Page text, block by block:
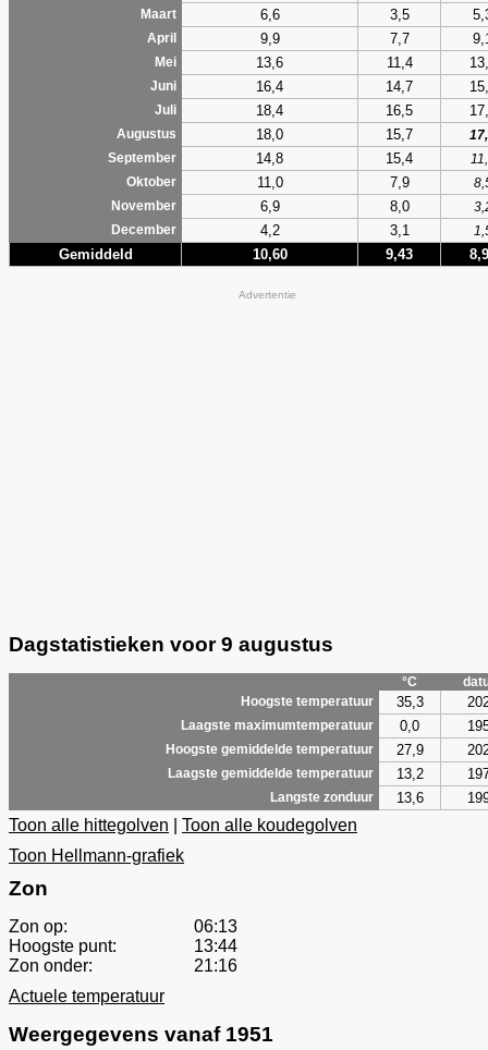
Maart 6,6 3,5
April 9,9 7,7
Mei 13,6 11,4
Juni 16,4 14,7
Juli 18,4 16,5
Augustus 18,0 15,7
September
14,8 15,4
Oktober
11,0 7,9
November
6,9 8,0
December
4,2 3,1
Gemiddeld 10,60 9,43
Advertentie
Dagstatistieken voor 9 augustus
°C
Hoogste temperatuur
35,3
Laagste maximumtemperatuur 0,0
Hoogste gemiddelde temperatuur 27,9
Laagste gemiddelde temperatuur 13,2
Langste zonduur 13,6
Toon alle hittegolven
Toon alle koudegolven
Toon Hellmann-grafiek
Zon
Zon op:
06:13
Hoogste punt:
13:44
Zon onder:
21:16
Actuele temperatuur
Weergegevens vanaf 1951